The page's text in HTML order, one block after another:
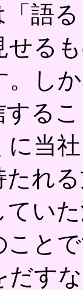
語る
せる
。し
する
に当社
れ
てい
こと
だす